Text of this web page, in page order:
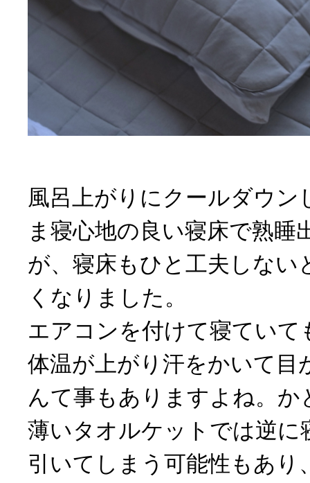
風呂上がりにクールダウン
ま寝心地の良い寝床で熟睡
が、寝床もひと工夫しない
くなりました。
エアコンを付けて寝ていて
体温が上がり汗をかいて目
んて事もありますよね。
薄いタオルケットでは逆に
引いてしまう可能性もあり